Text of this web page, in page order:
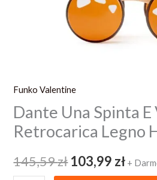
Funko Valentine
Dante Una Spinta
Retrocarica Legno
145,59zł 103,99 zł +